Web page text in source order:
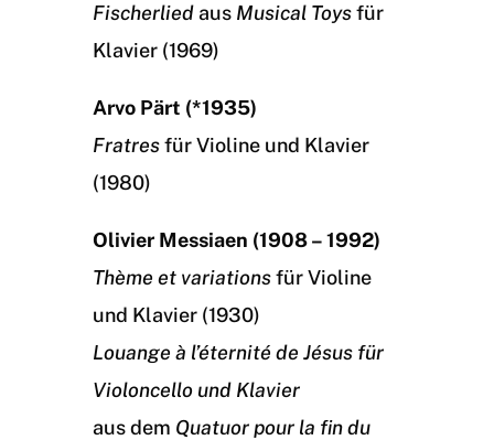
Fischerliedaus Musical Toysfür
Klavier (1969)
Arvo Pärt (*1935)
Fratresfür Violine und Klavier
(1980)
Olivier Messiaen (1908 – 1992)
Thème et variationsfür Violine
und Klavier (1930)
Louange à l’éternité de Jésus für
Violoncello und Klavier
aus dem Quatuor pour la fin du